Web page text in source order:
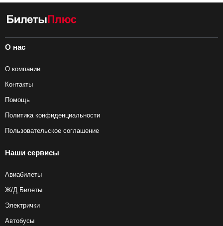
О нас
О компании
Контакты
Помощь
Политика конфиденциальности
Пользовательское соглашение
Наши сервисы
Авиабилеты
Ж/Д Билеты
Электрички
Автобусы